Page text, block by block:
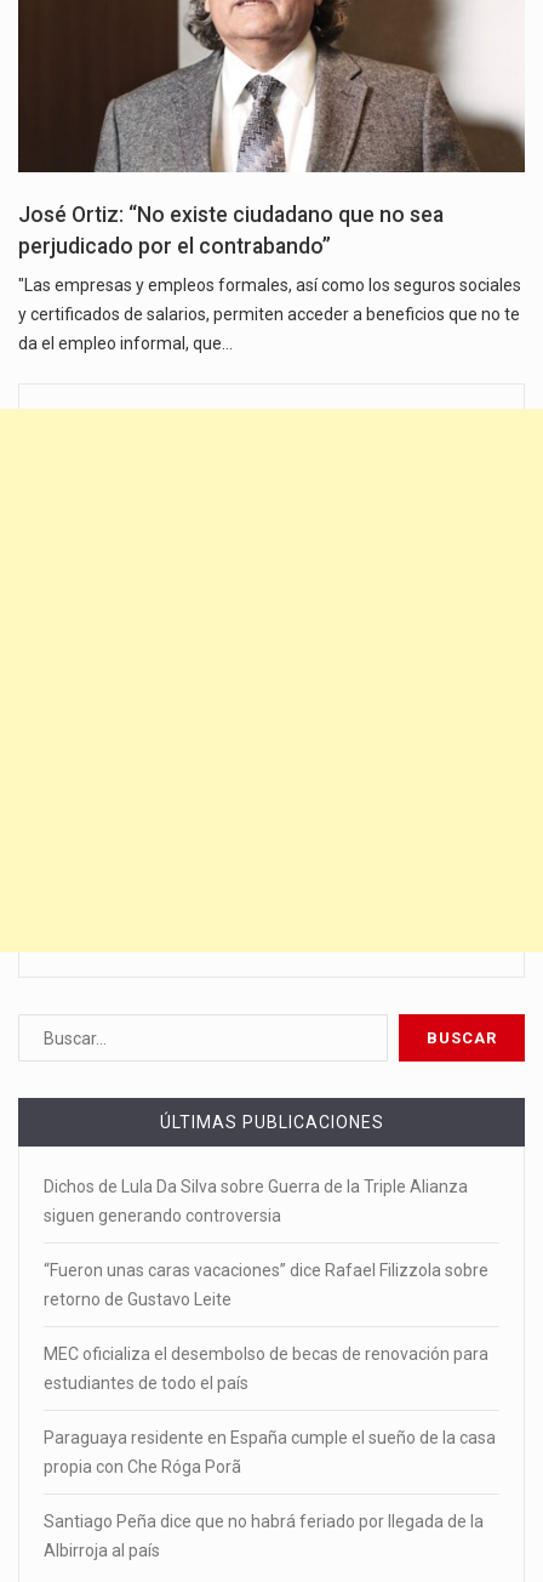
José Ortiz: “No existe ciudadano que no sea
perjudicado por el contrabando”
"Las empresas y empleos formales, así como los seguros sociales
y certificados de salarios, permiten acceder a beneficios que no te
da el empleo informal, que…
ÚLTIMAS PUBLICACIONES
Dichos de Lula Da Silva sobre Guerra de la Triple Alianza
siguen generando controversia
“Fueron unas caras vacaciones” dice Rafael Filizzola sobre
retorno de Gustavo Leite
MEC oficializa el desembolso de becas de renovación para
estudiantes de todo el país
Paraguaya residente en España cumple el sueño de la casa
propia con Che Róga Porã
Santiago Peña dice que no habrá feriado por llegada de la
Albirroja al país